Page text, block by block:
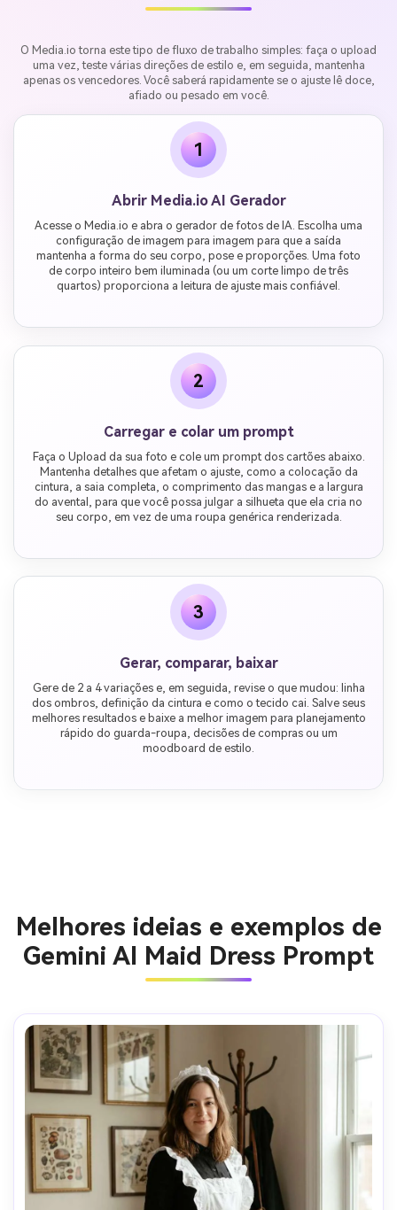
O Media.io torna este tipo de fluxo de trabalho simples: faça o upload
uma vez, teste várias direções de estilo e, em seguida, mantenha
apenas os vencedores. Você saberá rapidamente se o ajuste lê doce,
afiado ou pesado em você.
1
Abrir Media.io AI Gerador
Acesse o Media.io e abra o gerador de fotos de IA. Escolha uma
configuração de imagem para imagem para que a saída
mantenha a forma do seu corpo, pose e proporções. Uma foto
de corpo inteiro bem iluminada (ou um corte limpo de três
quartos) proporciona a leitura de ajuste mais confiável.
2
Carregar e colar um prompt
Faça o Upload da sua foto e cole um prompt dos cartões abaixo.
Mantenha detalhes que afetam o ajuste, como a colocação da
cintura, a saia completa, o comprimento das mangas e a largura
do avental, para que você possa julgar a silhueta que ela cria no
seu corpo, em vez de uma roupa genérica renderizada.
3
Gerar, comparar, baixar
Gere de 2 a 4 variações e, em seguida, revise o que mudou: linha
dos ombros, definição da cintura e como o tecido cai. Salve seus
melhores resultados e baixe a melhor imagem para planejamento
rápido do guarda-roupa, decisões de compras ou um
moodboard de estilo.
Melhores ideias e exemplos de
Gemini AI Maid Dress Prompt